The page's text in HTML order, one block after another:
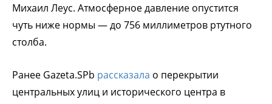
Михаил Леус. Атмосферное давление опустится
чуть ниже нормы — до 756 миллиметров ртутного
столба.
Ранее Gazeta.SPb рассказала о перекрытии
центральных улиц и исторического центра в